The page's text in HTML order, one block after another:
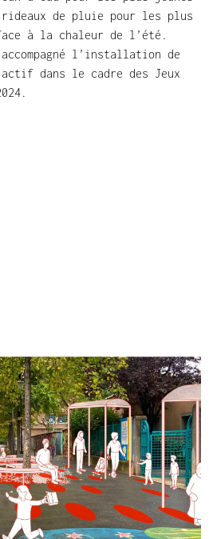
de pluie pour les plus
à la chaleur de l’été.
accompagné l’installation de
dans le cadre des Jeux